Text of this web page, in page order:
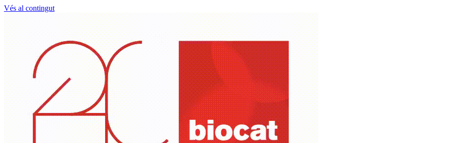
Vés al contingut